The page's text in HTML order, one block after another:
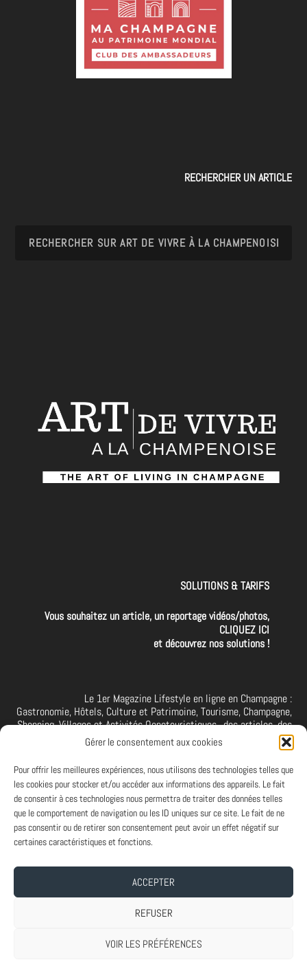
Gérer le consentement aux cookies
Pour offrir les meilleures expériences, nous utilisons des technologies telles que
les cookies pour stocker et/ou accéder aux informations des appareils. Le fait
de consentir à ces technologies nous permettra de traiter des données telles
que le comportement de navigation ou les ID uniques sur ce site. Le fait de ne
pas consentir ou de retirer son consentement peut avoir un effet négatif sur
certaines caractéristiques et fonctions.
ACCEPTER
REFUSER
VOIR LES PRÉFÉRENCES
RECHERCHER UN ARTICLE
SOLUTIONS & TARIFS
Vous souhaitez un article, un reportage vidéos/photos,
CLIQUEZ ICI
et découvrez nos solutions !
Le 1er Magazine Lifestyle en ligne en Champagne :
Gastronomie, Hôtels, Culture et Patrimoine, Tourisme, Champagne,
Shopping, Villages et Activités Oenotouristiques.. des articles, des
interviews, des vidéos et photos de la Champagne. A retrouver et à
suivre aussi sur facebook I X I Threads I YouTube I TikTok I
Instagram I Linkedin
PARTENAIRES
Et vous ? Vous souhaitez devenir Partenaire d'Art de Vivre à la
Champenoise, n'hésitez pas à nous contacter.
A PROPOS-ABONNEMENT NEWSLETTER-MENTIONS LEGALES